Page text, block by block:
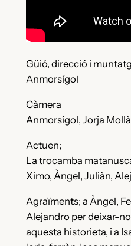
Güió, direcció i
Anmorsígol
Càmera
Anmorsígol, Jorja
Actuen;
La trocamba
Ximo, Àngel, Juliàn,
Agraïments; a Àngel,
Alejandro per deixar-
aquesta historieta, i a